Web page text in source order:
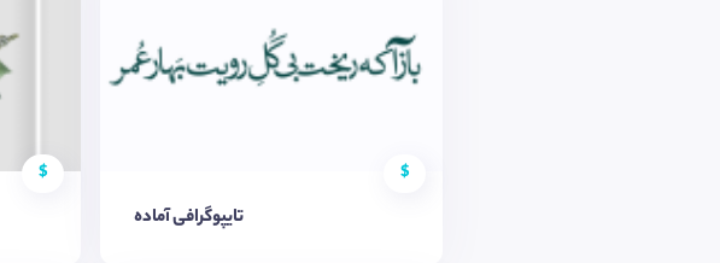
$ $
تایپوگرافی آماده